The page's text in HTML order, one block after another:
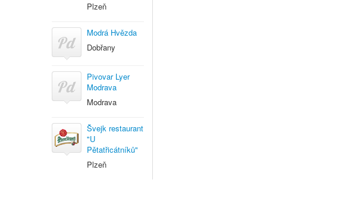
Plzeň
Modrá Hvězda
Dobřany
Pivovar Lyer
Modrava
Modrava
Švejk restaurant
"U
Pětatřicátníků"
Plzeň